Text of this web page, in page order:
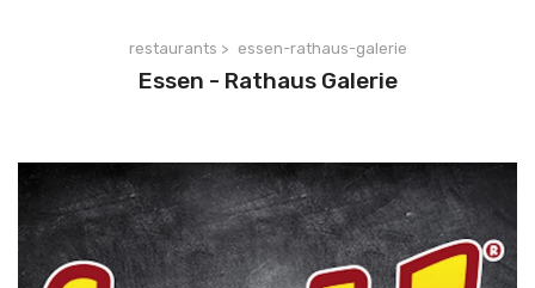
restaurants > essen-rathaus-galerie
Essen - Rathaus Galerie